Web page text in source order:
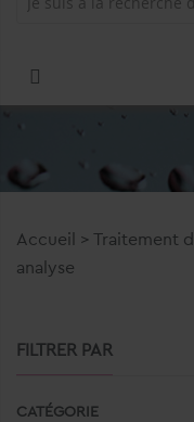
Accueil > Traitement
analyse
FILTRER PAR
CATÉGORIE